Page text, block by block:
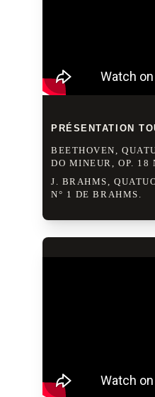
PRÉSENTATION
BEETHOVEN,
DO MINEUR, OP. 18
J. BRAHMS,
N° 1 DE BRAHMS.